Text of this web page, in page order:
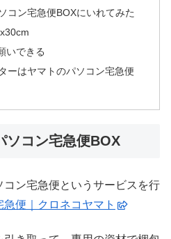
コン宅急便BOXにいれてみた
いできる
ーはヤマトのパソコン宅急便
ソコン宅急便BOX
ン宅急便というサービスを行
急便｜クロネコヤマト